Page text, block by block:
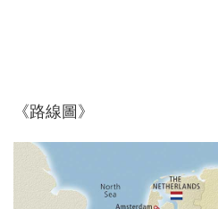
《路線圖》